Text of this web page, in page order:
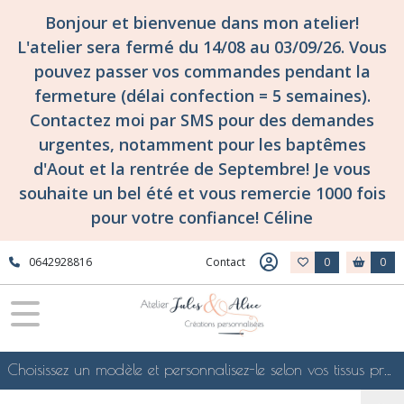
Bonjour et bienvenue dans mon atelier!
L'atelier sera fermé du 14/08 au 03/09/26. Vous
pouvez passer vos commandes pendant la
fermeture (délai confection = 5 semaines).
Contactez moi par SMS pour des demandes
urgentes, notamment pour les baptêmes
d'Aout et la rentrée de Septembre! Je vous
souhaite un bel été et vous remercie 1000 fois
pour votre confiance! Céline
0642928816 Contact 0 0
Choisissez un modèle et personnalisez-le selon vos tissus préférés de mes collections en ligne, je le confectionnerai selon vos souhaits
Fermer
FILTRES
Tous
produits
Tissuthèques
les
d'atelier
Jules
&
Alice
!
Vide
atelier